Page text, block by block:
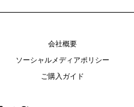
会社概要
ソーシャルメディアポリシー
ご購入ガイド